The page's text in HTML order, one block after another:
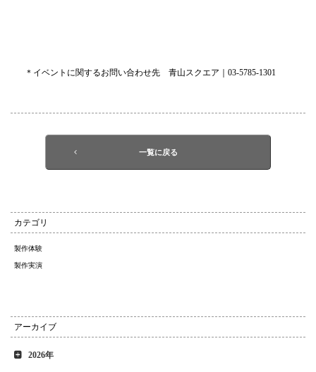
＊イベントに関するお問い合わせ先 青山スクエア｜03-5785-1301
一覧に戻る
カテゴリ
製作体験
製作実演
アーカイブ
2026年